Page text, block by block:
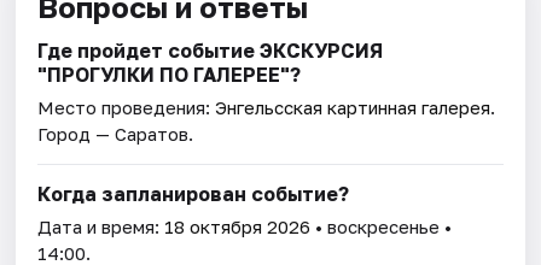
Где пройдет событие ЭКСКУРСИЯ
"ПРОГУЛКИ ПО ГАЛЕРЕЕ"?
Место проведения:Энгельсская картинная галерея.
Город — Саратов.
Когда запланирован событие?
Дата и время: 18 октября 2026 • воскресенье •
14:00.